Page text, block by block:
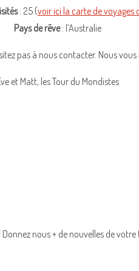
: 25 (voir ici la carte de voyages
Pays de rêve: l’Australie
pas à nous contacter. Nous
et Matt, les Tour du Mondistes
nous + de nouvelles de